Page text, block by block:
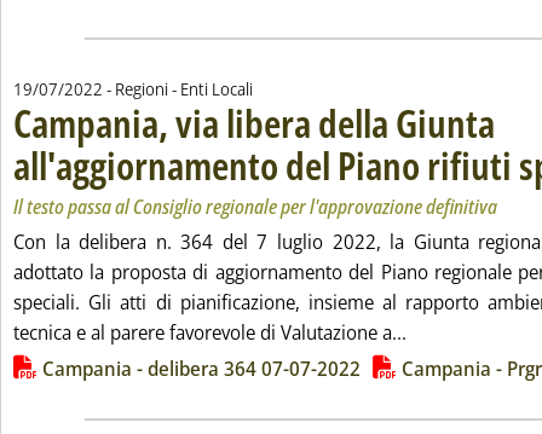
19/07/2022 - Regioni - Enti Locali
Campania, via libera della Giunta
all'aggiornamento del Piano rifiuti
Il testo passa al Consiglio regionale per l'approvazione definitiva
Con la delibera n. 364 del 7 luglio 2022, la Giunta
adottato la proposta di aggiornamento del Piano regionale
speciali. Gli atti di pianificazione, insieme al rapporto
tecnica e al parere favorevole di Valutazione a...
Lista allegati PDF alla notizia
Campania - delibera 364 07-07-2022 Campania -